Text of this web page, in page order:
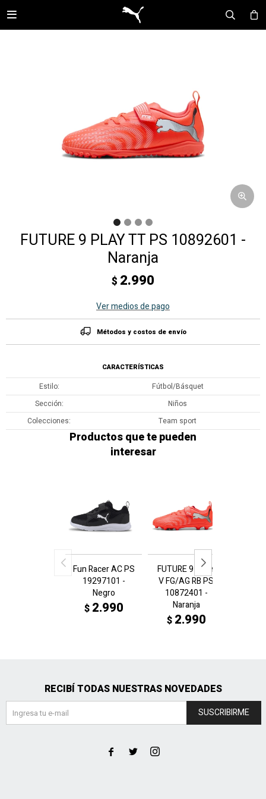

FUTURE 9 PLAY TT PS 10892601 -
Naranja
$ 2.990
Ver medios de pago
Métodos y costos de envío
CARACTERÍSTICAS
Estilo
Fútbol/Básquet
Sección
Niños
Colecciones
Team sport
Productos que te pueden
interesar
Fun Racer AC PS
19297101 -
Negro
$ 2.990
FUTURE 9 PLAY
V FG/AG RB PS
10872401 -
Naranja
$ 2.990
RECIBÍ TODAS NUESTRAS NOVEDADES
SUSCRIBIRME
  